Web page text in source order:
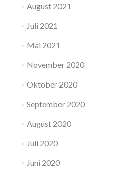
August 2021
Juli 2021
Mai 2021
November 2020
Oktober 2020
September 2020
August 2020
Juli 2020
Juni 2020